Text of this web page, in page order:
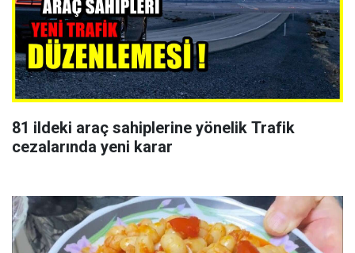
81 ildeki araç sahiplerine yönelik Trafik
cezalarında yeni karar